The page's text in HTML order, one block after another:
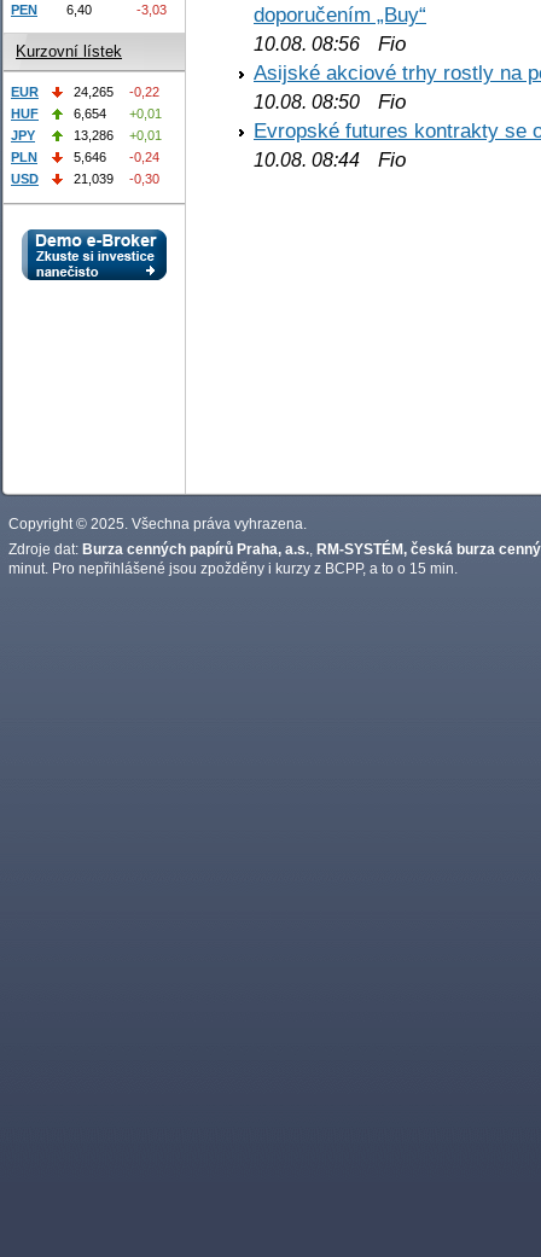
doporučením „Buy“
10.08. 08:56 Fio
Asijské akciové trhy rostly na
10.08. 08:50 Fio
Evropské futures kontrakty se
10.08. 08:44 Fio
PEN
6,40 -3,03
Kurzovní lístek
EUR 24,265
-0,22
HUF
6,654
+0,01
JPY
13,286
+0,01
PLN
5,646
-0,24
USD
21,039 -0,30
Copyright © 2025. Všechna práva vyhrazena.
Zdroje dat: Burza cenných papírů Praha, a.s. RM-SYSTÉM, česká burza
minut. Pro nepřihlášené jsou zpožděny i kurzy z BCPP, a to o 15 min.